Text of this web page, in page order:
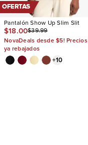
OFERTAS
Pantalón Show Up Slim Slit
$18.00$39.99
NovaDeals desde $5! Precios
ya rebajados
+10